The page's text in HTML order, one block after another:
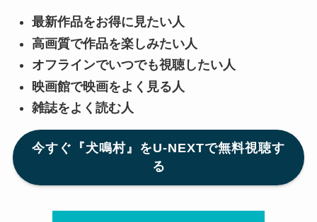
最新作品をお得に見たい人
高画質で作品を楽しみたい人
オフラインでいつでも視聴したい人
映画館で映画をよく見る人
雑誌をよく読む人
今すぐ『犬鳴村』をU-NEXTで無料視聴す
る